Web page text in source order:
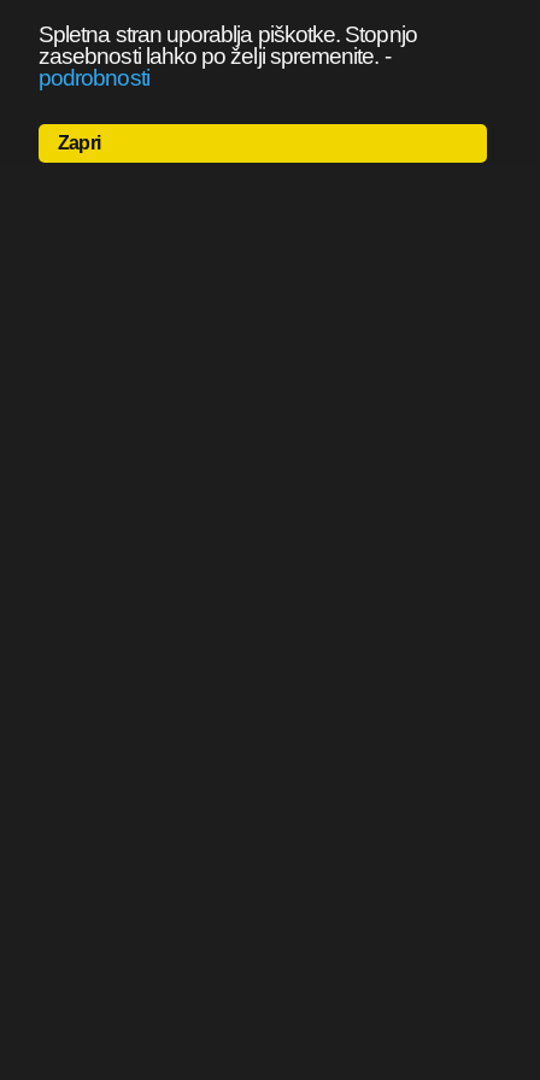
Spletna stran uporablja piškotke. Stopnjo
zasebnosti lahko po želji spremenite. -
podrobnosti
Zapri